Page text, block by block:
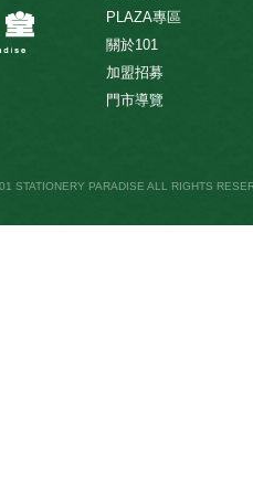
PLAZA專區
關於101
加盟招募
門市導覽
STATIONERY PARADISE ALL RIGHTS